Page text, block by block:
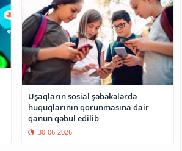
Uşaqların sosial şəbəkələrdə
hüquqlarının qorunmasına dair
qanun qəbul edilib
30-06-2026